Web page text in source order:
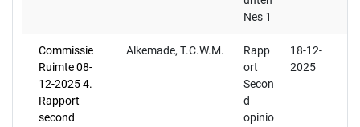
Nes 1
Commissie
Ruimte 08-
12-2025 4.
Rapport
second
Alkemade, T.C.W.M.
Rapp
ort
Secon
d
opinio
18-12-
2025